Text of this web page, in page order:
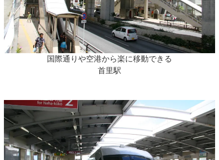
国際通りや空港から楽に移動できる
首里駅